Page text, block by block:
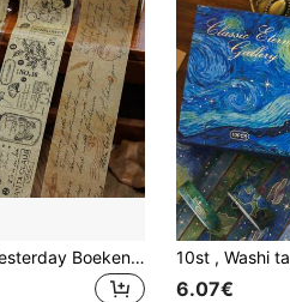
Gugu Forest Yesterday Boekenserie Washi Tape, Amerikaanse Vintage Botanische Patroon Voorgesneden Stickers, Perfect voor Journal Lay-out, Handgemaakte Stickercollage en Briefpapier Decoratie
6.07€